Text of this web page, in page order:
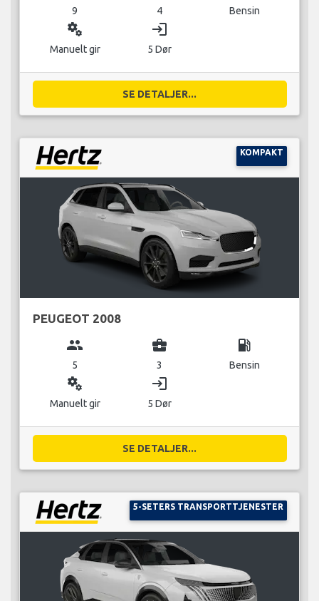
9 4 Bensin
miscellaneous_services
Manuelt gir
login
5 Dør
SE DETALJER...
KOMPAKT
PEUGEOT 2008
group
5
business_center
3
local_gas_station
Bensin
miscellaneous_services
Manuelt gir
login
5 Dør
SE DETALJER...
5-SETERS TRANSPORTTJENESTER